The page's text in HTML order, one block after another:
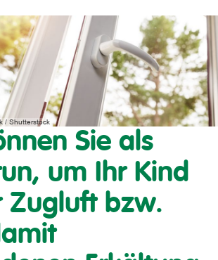
/ Shutterstock
Sie als
um Ihr Kind
Zugluft bzw.